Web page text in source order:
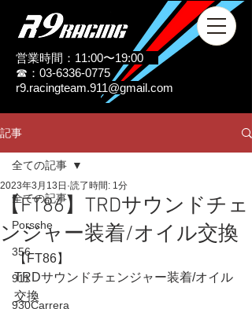
営業時間：11:00〜19:00
☎：03-6336-0775
r9.racingteam.911@gmail.com
記事
全ての記事
Porsche
356
911
930Carrera
全ての記事
【FT86】TRDサウンドチェ
ンジャー装着/オイル交換
2023年3月13日 読了時間: 1分
【FT86】
TRDサウンドチェンジャー装着/オイル
交換